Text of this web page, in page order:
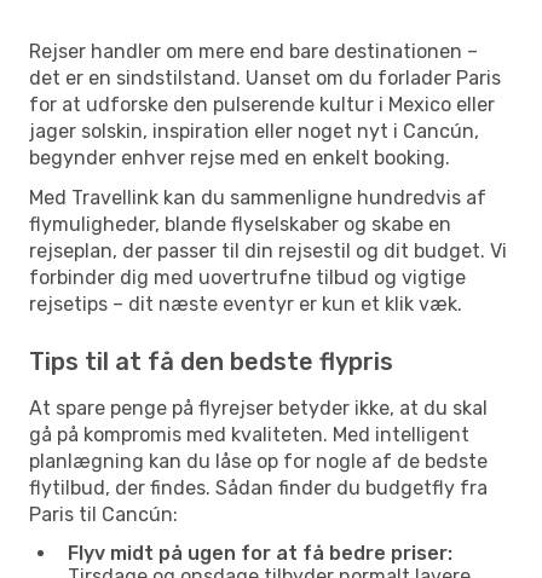
Rejser handler om mere end bare destinationen –
det er en sindstilstand. Uanset om du forlader Paris
for at udforske den pulserende kultur i Mexico eller
jager solskin, inspiration eller noget nyt i Cancún,
begynder enhver rejse med en enkelt booking.
Med Travellink kan du sammenligne hundredvis af
flymuligheder, blande flyselskaber og skabe en
rejseplan, der passer til din rejsestil og dit budget. Vi
forbinder dig med uovertrufne tilbud og vigtige
rejsetips – dit næste eventyr er kun et klik væk.
Tips til at få den bedste flypris
At spare penge på flyrejser betyder ikke, at du skal
gå på kompromis med kvaliteten. Med intelligent
planlægning kan du låse op for nogle af de bedste
flytilbud, der findes. Sådan finder du budgetfly fra
Paris til Cancún:
Flyv midt på ugen for at få bedre priser: